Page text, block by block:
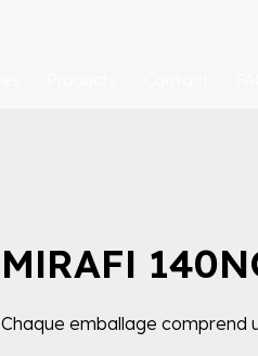
MIRAFI
Chaque emballage comprend